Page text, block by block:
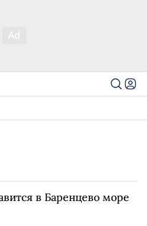
в Баренцево море